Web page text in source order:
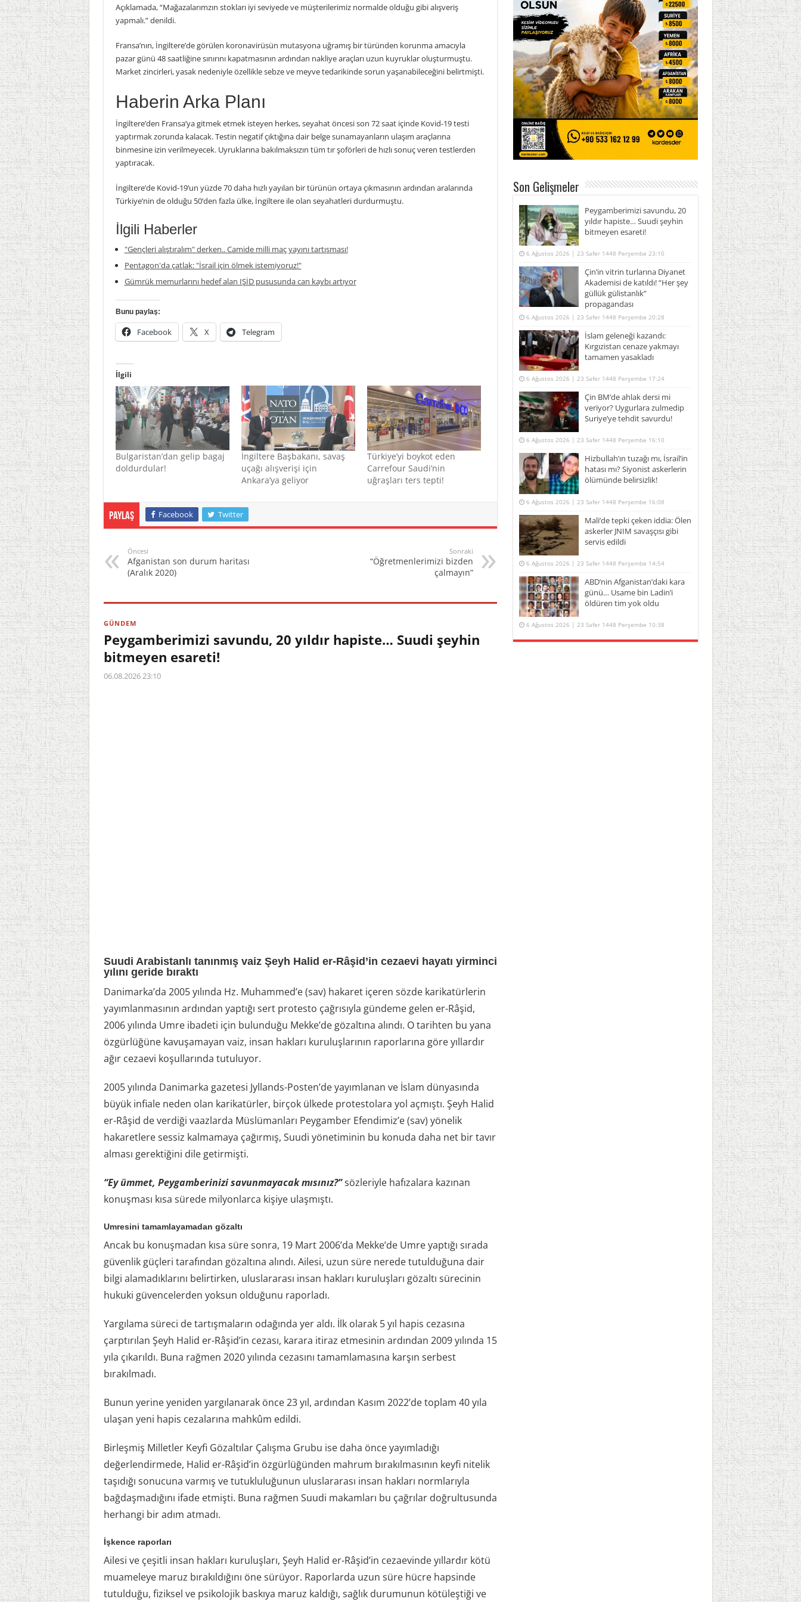
Açıklamada, “Mağazalarımzın stokları iyi seviyede ve müşterilerimiz normalde olduğu gibi alışveriş
yapmalı.” denildi.
Fransa’nın, İngiltere’de görülen koronavirüsün mutasyona uğramış bir türünden korunma amacıyla
pazar günü 48 saatliğine sınırını kapatmasının ardından nakliye araçları uzun kuyruklar oluşturmuştu.
Market zincirleri, yasak nedeniyle özellikle sebze ve meyve tedarikinde sorun yaşanabileceğini belirtmişti.
Haberin Arka Planı
İngiltere’den Fransa’ya gitmek etmek isteyen herkes, seyahat öncesi son 72 saat içinde Kovid-19 testi
yaptırmak zorunda kalacak. Testin negatif çıktığına dair belge sunamayanların ulaşım araçlarına
binmesine izin verilmeyecek. Uyruklarına bakılmaksızın tüm tır şoförleri de hızlı sonuç veren testlerden
yaptıracak.
İngiltere’de Kovid-19’un yüzde 70 daha hızlı yayılan bir türünün ortaya çıkmasının ardından aralarında
Türkiye’nin de olduğu 50’den fazla ülke, İngiltere ile olan seyahatleri durdurmuştu.
İlgili Haberler
"Gençleri alıştıralım" derken.. Camide milli maç yayını tartışması!
Pentagon'da çatlak: "İsrail için ölmek istemiyoruz!"
Gümrük memurlarını hedef alan IŞİD pususunda can kaybı artıyor
Bunu paylaş:
Facebook X Telegram
İlgili
Bulgaristan’dan gelip bagaj
doldurdular!
İngiltere Başbakanı, savaş
uçağı alışverişi için
Ankara’ya geliyor
Türkiye’yi boykot eden
Carrefour Saudi’nin
uğraşları ters tepti!
Paylaş Facebook Twitter
Öncesi
Afganistan son durum haritası
(Aralık 2020)
Sonraki
“Öğretmenlerimizi bizden
çalmayın”
GÜNDEM
Peygamberimizi savundu, 20 yıldır hapiste… Suudi şeyhin
bitmeyen esareti!
06.08.2026 23:10
Suudi Arabistanlı tanınmış vaiz Şeyh Halid er-Râşid’in cezaevi hayatı yirminci
yılını geride bıraktı
Danimarka’da 2005 yılında Hz. Muhammed’e (sav) hakaret içeren sözde karikatürlerin
yayımlanmasının ardından yaptığı sert protesto çağrısıyla gündeme gelen er-Râşid,
2006 yılında Umre ibadeti için bulunduğu Mekke’de gözaltına alındı. O tarihten bu yana
özgürlüğüne kavuşamayan vaiz, insan hakları kuruluşlarının raporlarına göre yıllardır
ağır cezaevi koşullarında tutuluyor.
2005 yılında Danimarka gazetesi Jyllands-Posten’de yayımlanan ve İslam dünyasında
büyük infiale neden olan karikatürler, birçok ülkede protestolara yol açmıştı. Şeyh Halid
er-Râşid de verdiği vaazlarda Müslümanları Peygamber Efendimiz’e (sav) yönelik
hakaretlere sessiz kalmamaya çağırmış, Suudi yönetiminin bu konuda daha net bir tavır
alması gerektiğini dile getirmişti.
“Ey ümmet, Peygamberinizi savunmayacak mısınız?”sözleriyle hafızalara kazınan
konuşması kısa sürede milyonlarca kişiye ulaşmıştı.
Umresini tamamlayamadan gözaltı
Ancak bu konuşmadan kısa süre sonra, 19 Mart 2006’da Mekke’de Umre yaptığı sırada
güvenlik güçleri tarafından gözaltına alındı. Ailesi, uzun süre nerede tutulduğuna dair
bilgi alamadıklarını belirtirken, uluslararası insan hakları kuruluşları gözaltı sürecinin
hukuki güvencelerden yoksun olduğunu raporladı.
Yargılama süreci de tartışmaların odağında yer aldı. İlk olarak 5 yıl hapis cezasına
çarptırılan Şeyh Halid er-Râşid’in cezası, karara itiraz etmesinin ardından 2009 yılında 15
yıla çıkarıldı. Buna rağmen 2020 yılında cezasını tamamlamasına karşın serbest
bırakılmadı.
Bunun yerine yeniden yargılanarak önce 23 yıl, ardından Kasım 2022’de toplam 40 yıla
ulaşan yeni hapis cezalarına mahkûm edildi.
Birleşmiş Milletler Keyfi Gözaltılar Çalışma Grubu ise daha önce yayımladığı
değerlendirmede, Halid er-Râşid’in özgürlüğünden mahrum bırakılmasının keyfi nitelik
taşıdığı sonucuna varmış ve tutukluluğunun uluslararası insan hakları normlarıyla
bağdaşmadığını ifade etmişti. Buna rağmen Suudi makamları bu çağrılar doğrultusunda
herhangi bir adım atmadı.
İşkence raporları
Ailesi ve çeşitli insan hakları kuruluşları, Şeyh Halid er-Râşid’in cezaevinde yıllardır kötü
muameleye maruz bırakıldığını öne sürüyor. Raporlarda uzun süre hücre hapsinde
tutulduğu, fiziksel ve psikolojik baskıya maruz kaldığı, sağlık durumunun kötüleştiği ve
Son Gelişmeler
Peygamberimizi savundu, 20
yıldır hapiste… Suudi şeyhin
bitmeyen esareti!
6 Ağustos 2026 | 23 Safer 1448 Perşembe 23:10
Çin’in vitrin turlarına Diyanet
Akademisi de katıldı! “Her şey
güllük gülistanlık”
propagandası
6 Ağustos 2026 | 23 Safer 1448 Perşembe 20:28
İslam geleneği kazandı:
Kırgızistan cenaze yakmayı
tamamen yasakladı
6 Ağustos 2026 | 23 Safer 1448 Perşembe 17:24
Çin BM’de ahlak dersi mi
veriyor? Uygurlara zulmedip
Suriye’ye tehdit savurdu!
6 Ağustos 2026 | 23 Safer 1448 Perşembe 16:10
Hizbullah’ın tuzağı mı, İsrail’in
hatası mı? Siyonist askerlerin
ölümünde belirsizlik!
6 Ağustos 2026 | 23 Safer 1448 Perşembe 16:08
Mali’de tepki çeken iddia: Ölen
askerler JNIM savaşçısı gibi
servis edildi
6 Ağustos 2026 | 23 Safer 1448 Perşembe 14:54
ABD’nin Afganistan’daki kara
günü… Usame bin Ladin’i
öldüren tim yok oldu
6 Ağustos 2026 | 23 Safer 1448 Perşembe 10:38